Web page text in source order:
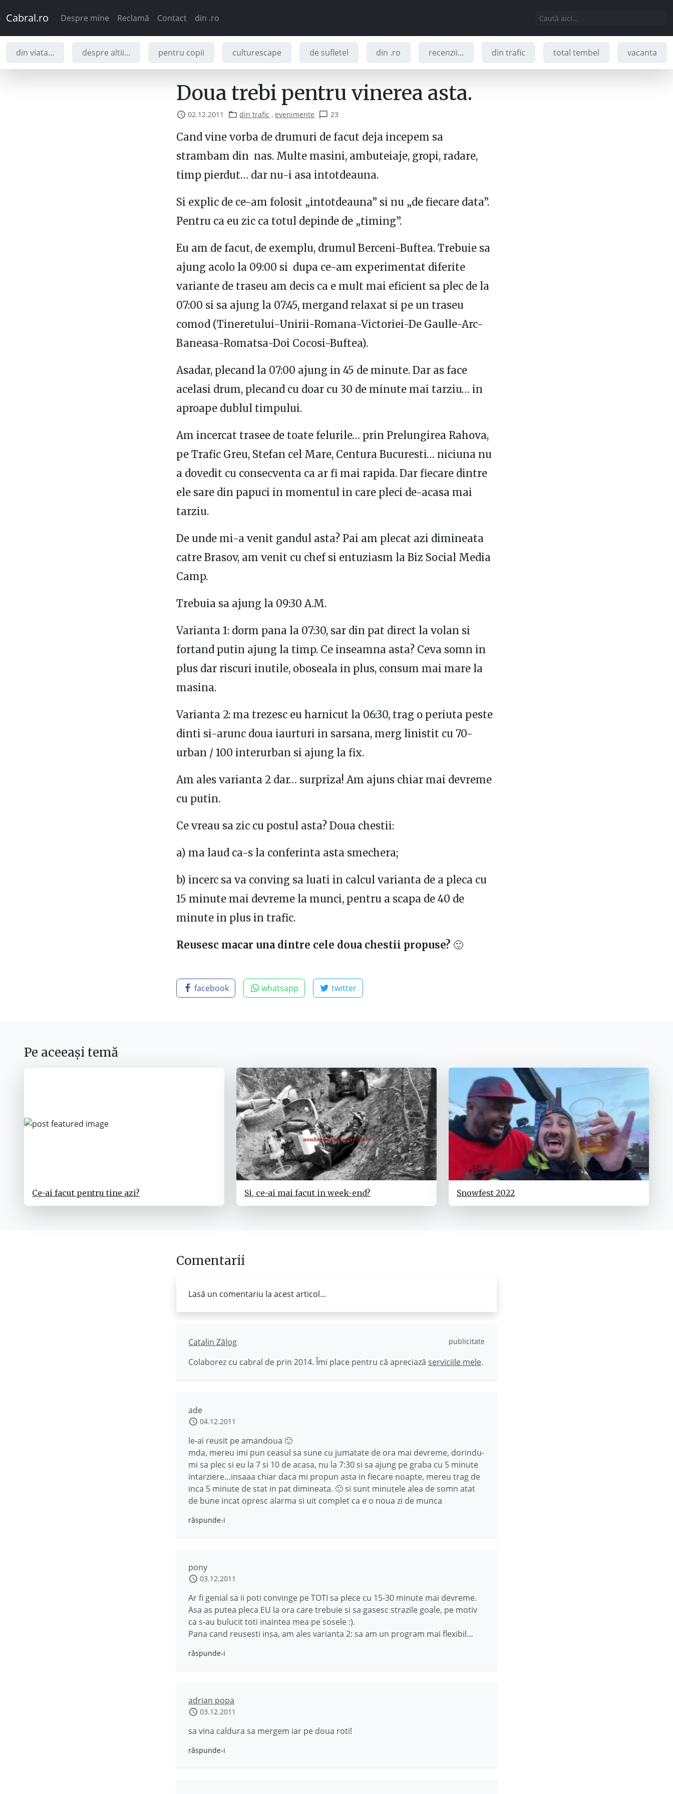
Cabral.ro Despre mine Reclamă Contact din .ro
din viata... despre altii... pentru copii culturescape de sufletel din .ro recenzii... din trafic total tembel vacanta
Doua trebi pentru vinerea asta.
02.12.2011 din trafic ,evenimente 23
Cand vine vorba de drumuri de facut deja incepem sa
strambam din nas. Multe masini, ambuteiaje, gropi, radare,
timp pierdut… dar nu-i asa intotdeauna.
Si explic de ce-am folosit „intotdeauna” si nu „de fiecare data”.
Pentru ca eu zic ca totul depinde de „timing”.
Eu am de facut, de exemplu, drumul Berceni-Buftea. Trebuie sa
ajung acolo la 09:00 si dupa ce-am experimentat diferite
variante de traseu am decis ca e mult mai eficient sa plec de la
07:00 si sa ajung la 07:45, mergand relaxat si pe un traseu
comod (Tineretului-Unirii-Romana-Victoriei-De Gaulle-Arc-
Baneasa-Romatsa-Doi Cocosi-Buftea).
Asadar, plecand la 07:00 ajung in 45 de minute. Dar as face
acelasi drum, plecand cu doar cu 30 de minute mai tarziu… in
aproape dublul timpului.
Am incercat trasee de toate felurile… prin Prelungirea Rahova,
pe Trafic Greu, Stefan cel Mare, Centura Bucuresti… niciuna nu
a dovedit cu consecventa ca ar fi mai rapida. Dar fiecare dintre
ele sare din papuci in momentul in care pleci de-acasa mai
tarziu.
De unde mi-a venit gandul asta? Pai am plecat azi dimineata
catre Brasov, am venit cu chef si entuziasm la Biz Social Media
Camp.
Trebuia sa ajung la 09:30 A.M.
Varianta 1: dorm pana la 07:30, sar din pat direct la volan si
fortand putin ajung la timp. Ce inseamna asta? Ceva somn in
plus dar riscuri inutile, oboseala in plus, consum mai mare la
masina.
Varianta 2: ma trezesc eu harnicut la 06:30, trag o periuta peste
dinti si-arunc doua iaurturi in sarsana, merg linistit cu 70-
urban / 100 interurban si ajung la fix.
Am ales varianta 2 dar… surpriza! Am ajuns chiar mai devreme
cu putin.
Ce vreau sa zic cu postul asta? Doua chestii:
a) ma laud ca-s la conferinta asta smechera;
b) incerc sa va conving sa luati in calcul varianta de a pleca cu
15 minute mai devreme la munci, pentru a scapa de 40 de
minute in plus in trafic.
Reusesc macar una dintre cele doua chestii propuse? 🙂
facebook whatsapp twitter
Pe aceeași temă
Ce-ai facut pentru tine azi? Si, ce-ai mai facut in week-end? Snowfest 2022
Comentarii
Lasă un comentariu la acest articol...
Catalin Zălog publicitate
Colaborez cu cabral de prin 2014. Îmi place pentru că apreciază serviciile mele.
ade
04.12.2011
le-ai reusit pe amandoua 🙂
mda, mereu imi pun ceasul sa sune cu jumatate de ora mai devreme, dorindu-
mi sa plec si eu la 7 si 10 de acasa, nu la 7:30 si sa ajung pe graba cu 5 minute
intarziere…insaaa chiar daca mi propun asta in fiecare noapte, mereu trag de
inca 5 minute de stat in pat dimineata. 🙁 si sunt minutele alea de somn atat
de bune incat opresc alarma si uit complet ca e o noua zi de munca
răspunde-i
pony
03.12.2011
Ar fi genial sa ii poti convinge pe TOTI sa plece cu 15-30 minute mai devreme.
Asa as putea pleca EU la ora care trebuie si sa gasesc strazile goale, pe motiv
ca s-au bulucit toti inaintea mea pe sosele :).
Pana cand reusesti insa, am ales varianta 2: sa am un program mai flexibil…
răspunde-i
adrian popa
03.12.2011
sa vina caldura sa mergem iar pe doua roti!
răspunde-i